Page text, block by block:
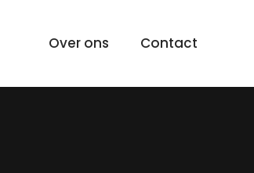
Over ons Contact